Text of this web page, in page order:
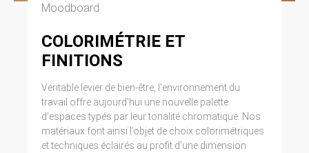
Moodboard
COLORIMÉTRIE ET
FINITIONS
Véritable levier de bien-être, l’environnement du
travail offre aujourd’hui une nouvelle palette
d’espaces typés par leur tonalité chromatique. Nos
matériaux font ainsi l’objet de choix colorimétriques
et techniques éclairés au profit d’une dimension